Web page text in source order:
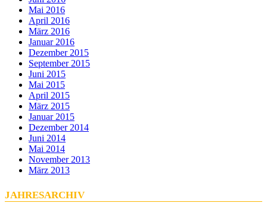
Mai 2016
April 2016
März 2016
Januar 2016
Dezember 2015
September 2015
Juni 2015
Mai 2015
April 2015
März 2015
Januar 2015
Dezember 2014
Juni 2014
Mai 2014
November 2013
März 2013
JAHRESARCHIV